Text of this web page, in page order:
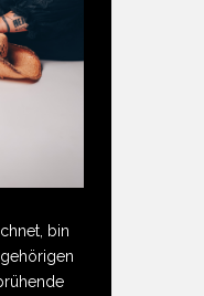
bin